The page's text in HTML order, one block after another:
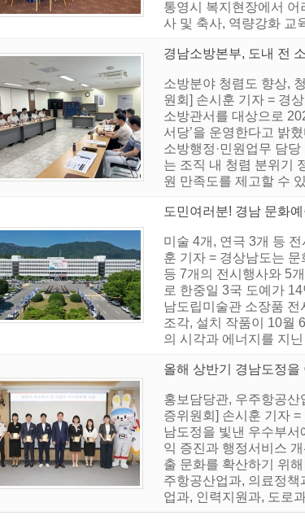
통영시 복지현장에서
사 및 축사, 역량강화 교
경남소방본부, 도내 전
소방분야 청렴도 향상,
원회] 손시훈 기자 = 경
소방관서를 대상으로
서당’을 운영한다고 밝
소방행정·민원업무 담
는 조직 내 청렴 분위기
원 만족도를 제고할 수
도민여러분! 경남 문화
미술 4개, 연극 3개 등
훈 기자 = 경상남도는
등 7개의 전시행사와 5
로 한중일 3국 도예가
남도립미술관 소장품 전
조각, 설치 작품이 10월
의 시각과 에너지를 지
올해 상반기 경남도정을
홍보담당관, 우주항공
증위원회] 손시훈 기자
남도정을 빛낸 우수부
익 증진과 행정서비스
출 문화를 확산하기 위
주항공산업과, 의료정
업과, 인력지원과, 도로